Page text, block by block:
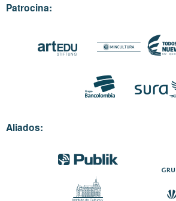
Patrocina:
Aliados: